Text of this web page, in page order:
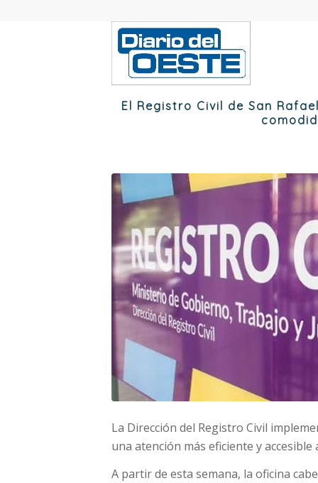
El Registro Civil de San
La Dirección del Registro Civil
una atención más eficiente y accesible
A partir de esta semana, la oficina